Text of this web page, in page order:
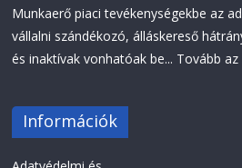
Munkaerő piaci tevékenységekbe az
vállalni szándékozó, álláskereső
és inaktívak vonhatóak be... Tovább
Információk